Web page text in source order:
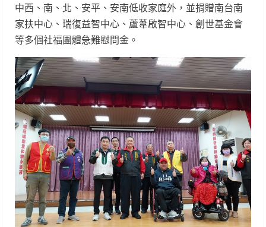
中西、南、北、安平、安南低收家庭外，並捐贈南台南
家扶中心、瑞復益智中心、蘆葦啟智中心、創世基金會
等多個社福團體急難慰問金。